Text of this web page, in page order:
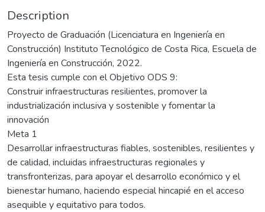
Description
Proyecto de Graduación (Licenciatura en Ingeniería en
Construcción) Instituto Tecnológico de Costa Rica, Escuela de
Ingeniería en Construcción, 2022.
Esta tesis cumple con el Objetivo ODS 9:
Construir infraestructuras resilientes, promover la
industrialización inclusiva y sostenible y fomentar la
innovación
Meta 1
Desarrollar infraestructuras fiables, sostenibles, resilientes y
de calidad, incluidas infraestructuras regionales y
transfronterizas, para apoyar el desarrollo económico y el
bienestar humano, haciendo especial hincapié en el acceso
asequible y equitativo para todos.